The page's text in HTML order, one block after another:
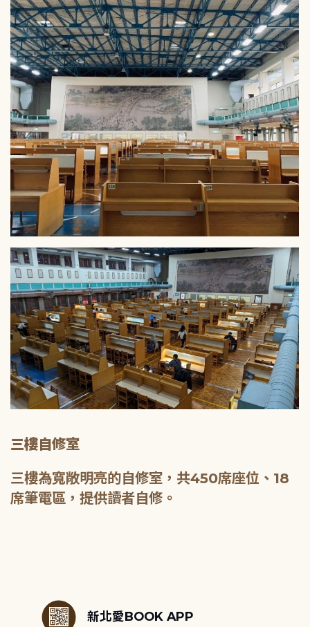
三樓自修室
三樓為寬敞明亮的自修室，共450席座位、18
席筆電區，提供讀者自修。
新北愛BOOK APP